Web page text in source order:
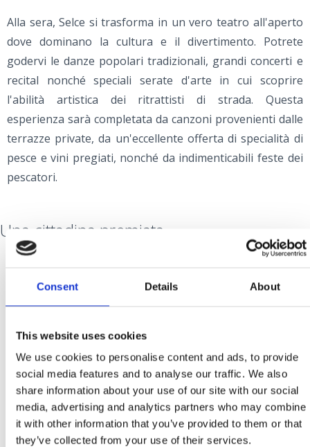
Consent Details About
This website uses cookies
We use cookies to personalise content and ads, to provide
social media features and to analyse our traffic. We also
share information about your use of our site with our social
media, advertising and analytics partners who may combine
it with other information that you’ve provided to them or that
they’ve collected from your use of their services.
Alla sera, Selce si trasforma in un vero teatro all'aperto
dove dominano la cultura e il divertimento. Potrete
godervi le danze popolari tradizionali, grandi concerti e
recital nonché speciali serate d'arte in cui scoprire
l'abilità artistica dei ritrattisti di strada. Questa
esperienza sarà completata da canzoni provenienti dalle
terrazze private, da un'eccellente offerta di specialità di
pesce e vini pregiati, nonché da indimenticabili feste dei
pescatori.
Una cittadina premiata
Selce è stata nominata per quattro volte la località
turistica più curata del Quarnero e ha anche ricevuto il
Selce è una cittadina modesta, un tempo dimora di
pescatori e scalpellini, oggi un luogo attraente per una
vacanza indimenticabile.